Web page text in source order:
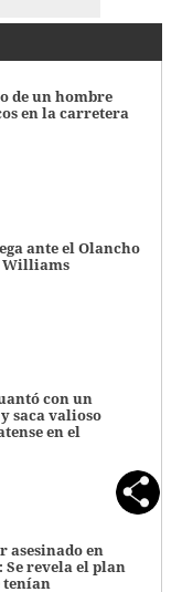
de un hombre
en la carretera
ante el Olancho
Williams
con un
saca valioso
en el
asesinado en
Se revela el plan
tenían